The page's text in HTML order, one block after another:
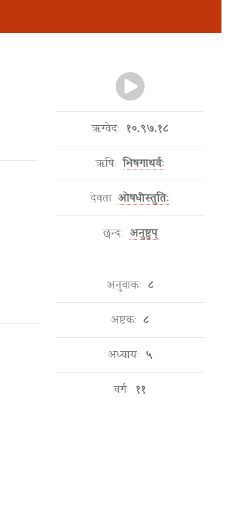
ऋग्वेदः १०.९७.१८
ऋषिः भिषगाथर्वः
देवता ओषधीस्तुतिः
छन्दः अनुष्टुप्
अनुवाकः ८
अष्टकः ८
अध्यायः ५
वर्गः ११